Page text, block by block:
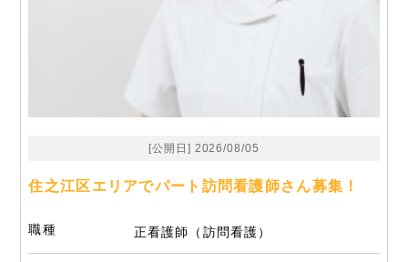
[公開日] 2026/08/05
住之江区エリアでパート訪問看護師さん募集！
職種 正看護師（訪問看護）